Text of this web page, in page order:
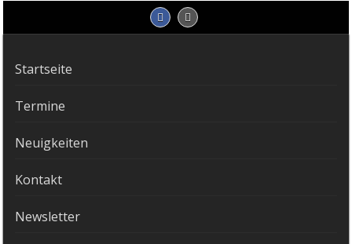
Startseite
Termine
Neuigkeiten
Kontakt
Newsletter